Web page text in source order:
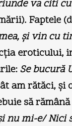
va citi
Faptele
şi vin cu
eroticului,
Se bucură
am rătăci,
să
nu mi-e/ Nici